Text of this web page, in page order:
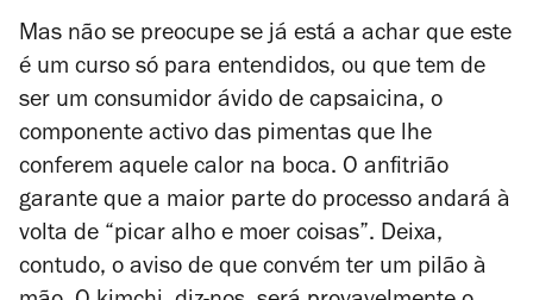
Mas não se preocupe se já está a achar que este
é um curso só para entendidos, ou que tem de
ser um consumidor ávido de capsaicina, o
componente activo das pimentas que lhe
conferem aquele calor na boca. O anfitrião
garante que a maior parte do processo andará à
volta de “picar alho e moer coisas”. Deixa,
contudo, o aviso de que convém ter um pilão à